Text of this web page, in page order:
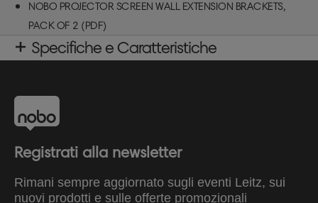
NOBO PROJECTOR SCREEN WALL EXTENSION BRACKETS,
PACK OF 2 (PDF)
Specifiche e Caratteristiche
Registrati alla newsletter
Rimani sempre aggiornato sugli eventi Leitz, sui
nuovi prodotti e sulle offerte promozionali